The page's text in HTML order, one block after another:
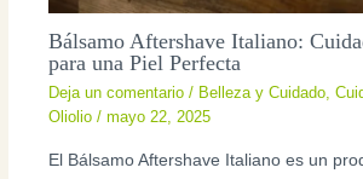
Bálsamo Aftershave Italiano:
para una Piel Perfecta
Deja un comentario / Belleza y Cuidado,
Oliolio/mayo 22, 2025
El Bálsamo Aftershave Italiano es un